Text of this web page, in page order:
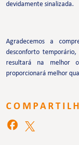
devidamente sinalizada.
Agradecemos a
desconforto
resultará na melhor
proporcionará melhor